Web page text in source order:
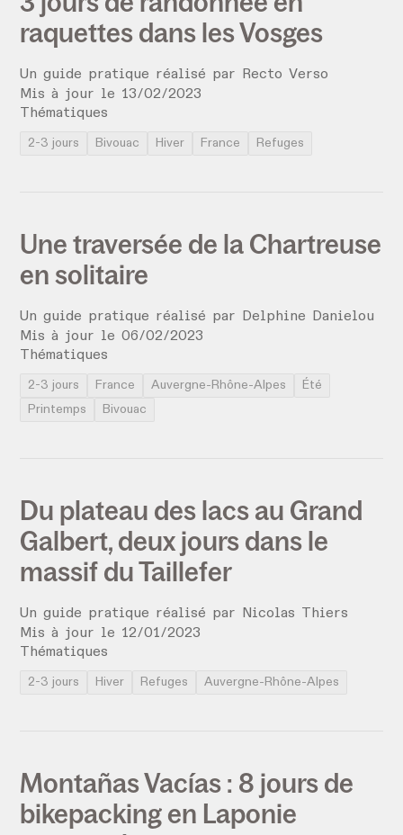
raquettes dans les Vosges
Un guide pratique réalisé par
Recto Verso
Mis à jour le 13/02/2023
Thématiques
2-3 jours Bivouac Hiver France Refuges
Une traversée de la Chartreuse
en solitaire
Un guide pratique réalisé par
Delphine Danielou
Mis à jour le06/02/2023
Thématiques
2-3 jours France Auvergne-Rhône-Alpes
Été
Printemps
Bivouac
Du plateau des lacs au Grand
Galbert, deux jours dans le
massif du Taillefer
Un guide pratique réalisé par
Nicolas Thiers
Mis à jour le 12/01/2023
Thématiques
2-3 jours Hiver Refuges Auvergne-Rhône-Alpes
Montañas Vacías : 8 jours de
bikepacking en Laponie